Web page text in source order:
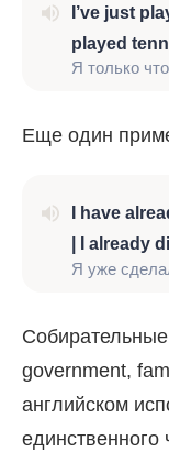
I’ve just
played
Я только
Еще один
I have
| I already
Я уже
government,
английском